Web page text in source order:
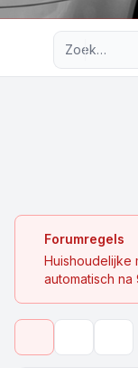
Forumregels
Huishoudelijke
automatisch